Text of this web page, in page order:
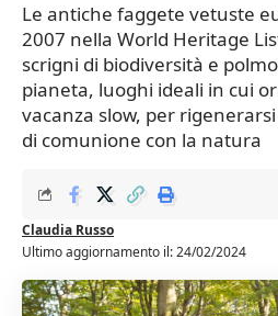
Le antiche faggete vetuste
2007 nella World Heritage
scrigni di biodiversità e
pianeta, luoghi ideali in cui
vacanza slow, per
di comunione con la natura
Ultimo aggiornamento il: 24/02/2024
Claudia Russo